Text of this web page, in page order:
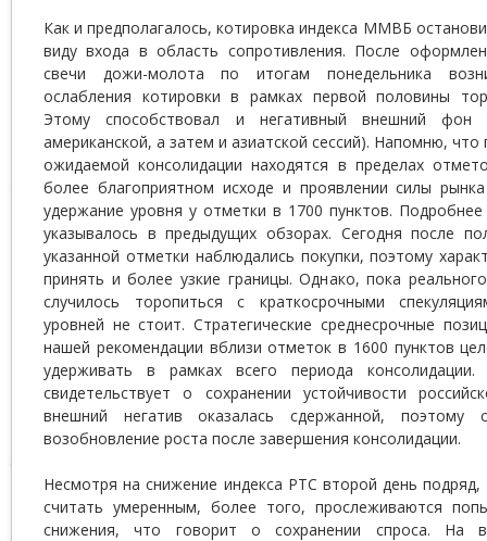
Как и предполагалось, котировка индекса ММВБ
виду входа в область сопротивления. После
свечи дожи-молота по итогам понедельника
ослабления котировки в рамках первой половины
Этому способствовал и негативный внешний фон
американской, а затем и азиатской сессий). Напомню,
ожидаемой консолидации находятся в пределах
более благоприятном исходе и проявлении силы
удержание уровня у отметки в 1700 пунктов.
указывалось в предыдущих обзорах. Сегодня после
указанной отметки наблюдались покупки, поэтому
принять и более узкие границы. Однако, пока
случилось торопиться с краткосрочными
уровней не стоит. Стратегические среднесрочные
нашей рекомендации вблизи отметок в 1600 пунктов
удерживать в рамках всего периода
свидетельствует о сохранении устойчивости
внешний негатив оказалась сдержанной, поэтому
возобновление роста после завершения консолидации.
Несмотря на снижение индекса РТС второй день
считать умеренным, более того, прослеживаются
снижения, что говорит о сохранении спроса. На